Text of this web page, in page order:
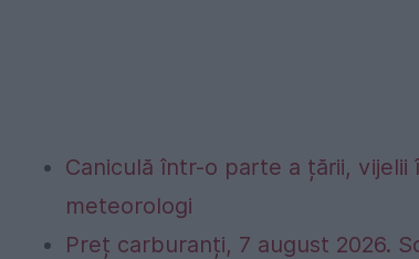
Caniculă într-o parte a țării,
meteorologi
Preț carburanți, 7 august 2026.